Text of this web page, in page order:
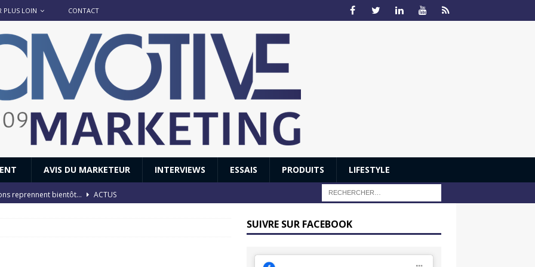
PLUS LOIN CONTACT
AVIS DU MARKETEUR INTERVIEWS ESSAIS PRODUITS LIFESTYLE
reprennent bientôt…
ACTUS
SUIVRE SUR FACEBOOK